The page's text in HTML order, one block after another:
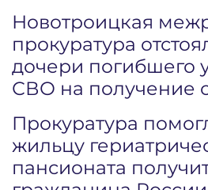
Новотроицкая
прокуратура
дочери погибшего
СВО на получение
Прокуратура
жильцу
пансионата